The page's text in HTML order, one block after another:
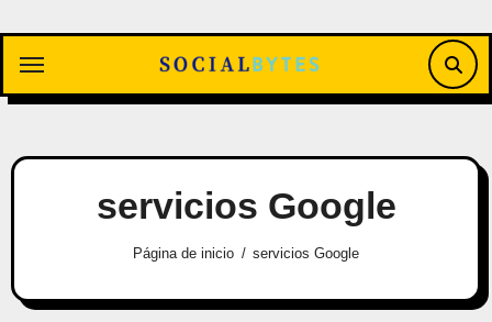
contenido
servicios Google
Página de inicio servicios Google